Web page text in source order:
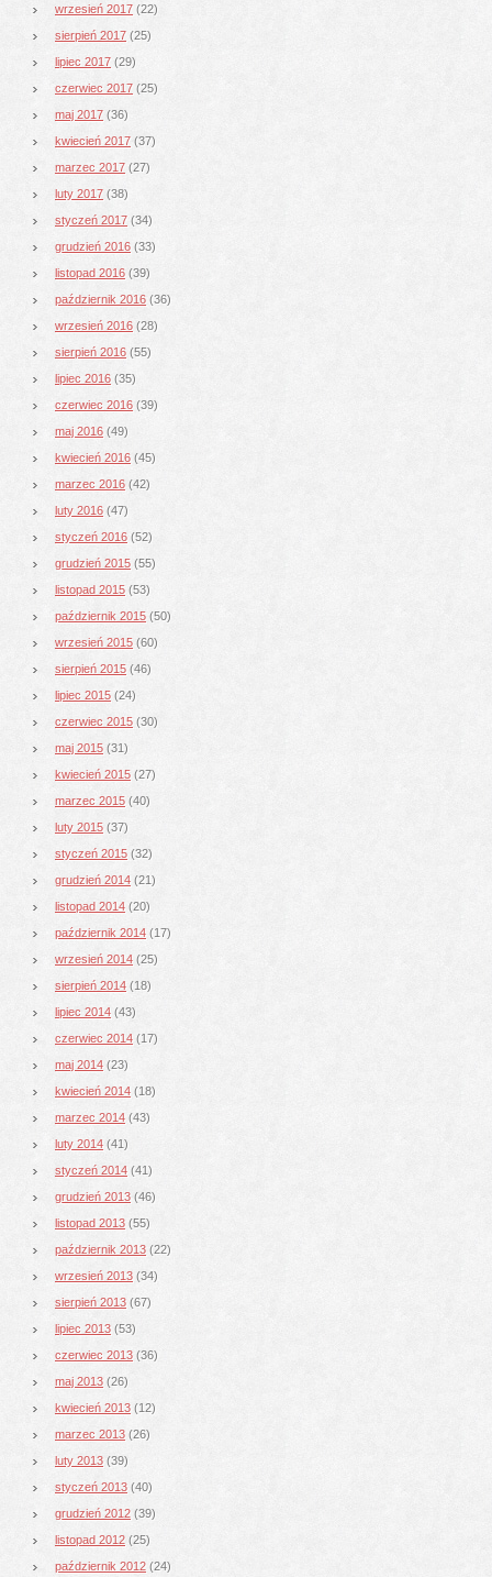
wrzesień 2017 (22)
sierpień 2017 (25)
lipiec 2017 (29)
czerwiec 2017 (25)
maj 2017 (36)
kwiecień 2017 (37)
marzec 2017 (27)
luty 2017 (38)
styczeń 2017 (34)
grudzień 2016 (33)
listopad 2016 (39)
październik 2016 (36)
wrzesień 2016 (28)
sierpień 2016 (55)
lipiec 2016 (35)
czerwiec 2016 (39)
maj 2016 (49)
kwiecień 2016 (45)
marzec 2016 (42)
luty 2016 (47)
styczeń 2016 (52)
grudzień 2015 (55)
listopad 2015 (53)
październik 2015 (50)
wrzesień 2015 (60)
sierpień 2015 (46)
lipiec 2015 (24)
czerwiec 2015 (30)
maj 2015 (31)
kwiecień 2015 (27)
marzec 2015 (40)
luty 2015 (37)
styczeń 2015 (32)
grudzień 2014 (21)
listopad 2014 (20)
październik 2014 (17)
wrzesień 2014 (25)
sierpień 2014 (18)
lipiec 2014 (43)
czerwiec 2014 (17)
maj 2014 (23)
kwiecień 2014 (18)
marzec 2014 (43)
luty 2014 (41)
styczeń 2014 (41)
grudzień 2013 (46)
listopad 2013 (55)
październik 2013 (22)
wrzesień 2013 (34)
sierpień 2013 (67)
lipiec 2013 (53)
czerwiec 2013 (36)
maj 2013 (26)
kwiecień 2013 (12)
marzec 2013 (26)
luty 2013 (39)
styczeń 2013 (40)
grudzień 2012 (39)
listopad 2012 (25)
październik 2012 (24)